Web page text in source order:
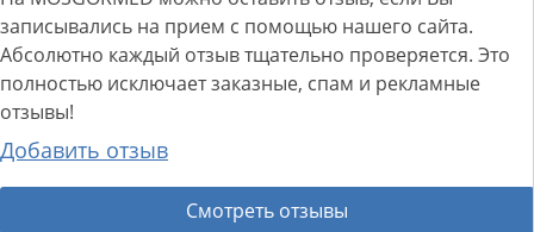
записывались на прием с помощью нашего сайта.
Абсолютно каждый отзыв тщательно проверяется. Это
полностью исключает заказные, спам и рекламные
отзывы!
Добавить отзыв
Смотреть отзывы